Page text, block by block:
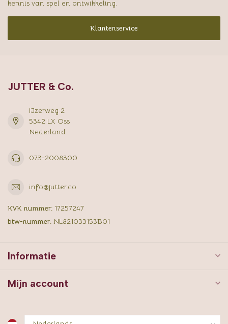
kennis van spel en ontwikkeling.
Klantenservice
JUTTER & Co.
IJzerweg 2
5342 LX Oss
Nederland
073-2008300
info@jutter.co
KVK nummer: 17257247
btw-nummer: NL821033153B01
Informatie
Mijn account